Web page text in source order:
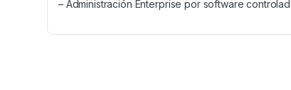
– Administración Enterprise por software